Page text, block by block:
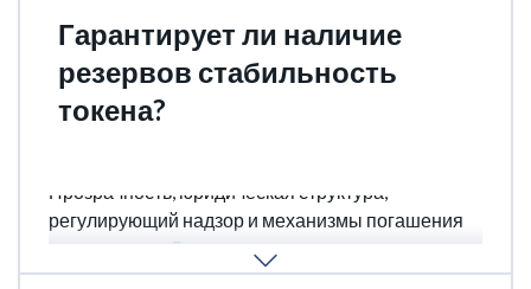
Гарантирует ли наличие
резервов стабильность
токена?
Прозрачность, юридическая структура,
регулирующий надзор и механизмы погашения
также важны. Даже токен с резервами может
потерять доверие рынка при слабом управлении.